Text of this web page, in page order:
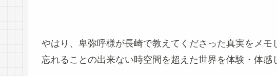
やはり、卑弥呼様が長崎で教えてくださった真実をメ
忘れることの出来ない時空間を超えた世界を体験・体感